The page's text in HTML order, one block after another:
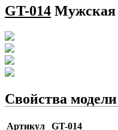
GT-014 Мужская
Свойства
Артикул
GT-014